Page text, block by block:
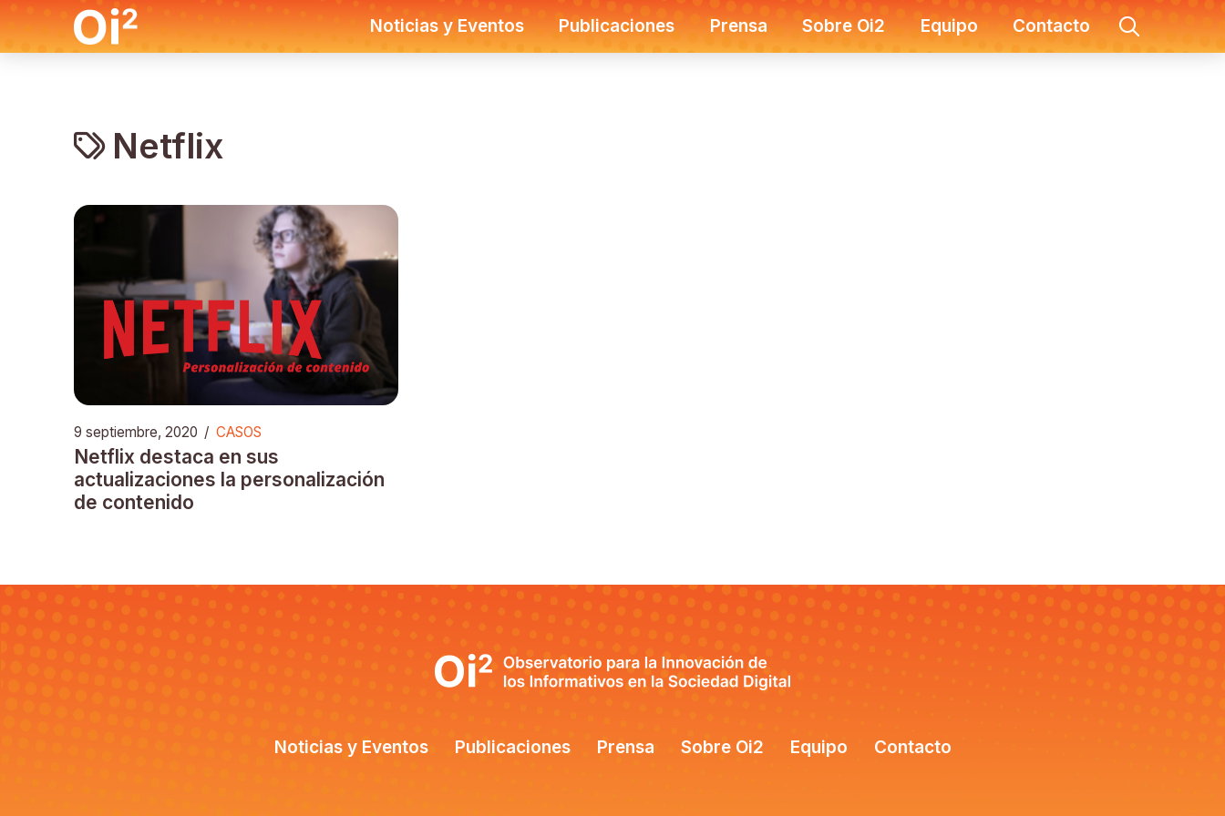
Noticias y Eventos Publicaciones Prensa Sobre Oi2 Equipo Contacto
Netflix
9 septiembre, 2020 / CASOS
Netflix destaca en sus
actualizaciones la personalización
de contenido
Noticias y Eventos Publicaciones Prensa Sobre Oi2 Equipo Contacto